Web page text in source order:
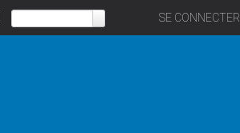
SE CONNECTER